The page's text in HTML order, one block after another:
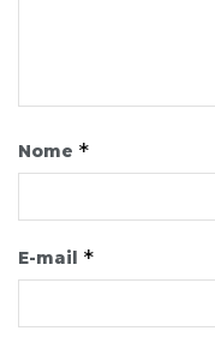
Nome *
E-mail *